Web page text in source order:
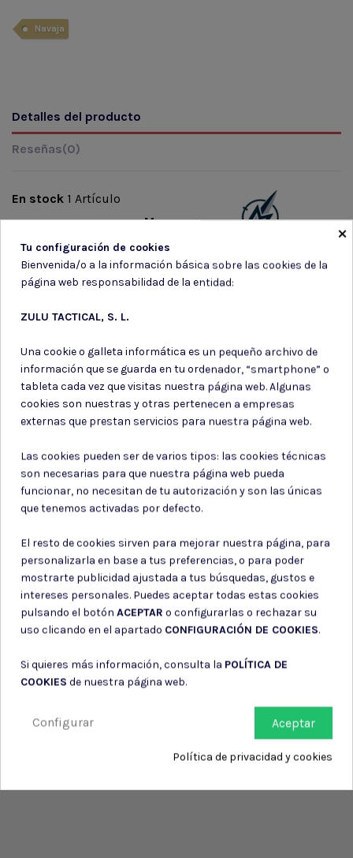
Navaja
Detalles del producto
Reseñas(0)
Marca
En stock 1 Artículo
Suscríbete a nuestro boletín
información de contacto en el aviso legal.
Consiento el uso de mis datos para los fines indicados en la
Política de privacidad
Consiento el uso de mis datos personales para recibir publicidad
de su entidad.
×
Tu configuración de cookies
Bienvenida/o a la información básica sobre las cookies de la
página web responsabilidad de la entidad:
ZULU TACTICAL, S. L.
Una cookie o galleta informática es un pequeño archivo de
información que se guarda en tu ordenador, “smartphone” o
tableta cada vez que visitas nuestra página web. Algunas
cookies son nuestras y otras pertenecen a empresas
externas que prestan servicios para nuestra página web.
Las cookies pueden ser de varios tipos: las cookies técnicas
son necesarias para que nuestra página web pueda
funcionar, no necesitan de tu autorización y son las únicas
que tenemos activadas por defecto.
El resto de cookies sirven para mejorar nuestra página, para
personalizarla en base a tus preferencias, o para poder
mostrarte publicidad ajustada a tus búsquedas, gustos e
intereses personales. Puedes aceptar todas estas cookies
pulsando el botón ACEPTAR o configurarlas o rechazar su
uso clicando en el apartado CONFIGURACIÓN DE COOKIES.
Si quieres más información, consulta la POLÍTICA DE
COOKIES de nuestra página web.
Aceptar
Configurar
Política de privacidad y cookies